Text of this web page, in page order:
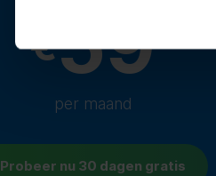
€59
per maand
Probeer nu 30 dagen gratis